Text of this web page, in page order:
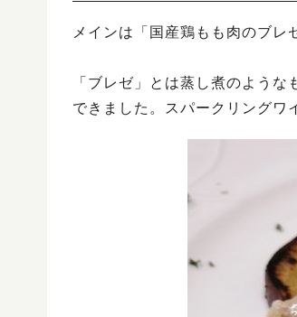
メインは「国産鶏もも肉のブレ
「ブレゼ」とは蒸し煮のよう
できました。スパークリングワ